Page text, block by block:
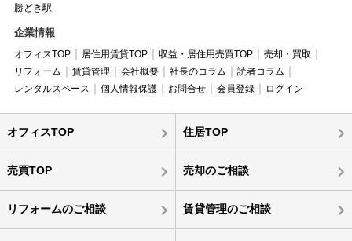
勝どき駅
企業情報
オフィスTOP 居住用賃貸TOP 収益・居住用売買TOP
売却・買取
リフォーム
賃貸管理 会社概要 社長のコラム
読者コラム
レンタルスペース
個人情報保護 お問合せ 会員登録 ログイン
オフィスTOP 住居TOP
売買TOP 売却のご相談
リフォームのご相談 賃貸管理のご相談